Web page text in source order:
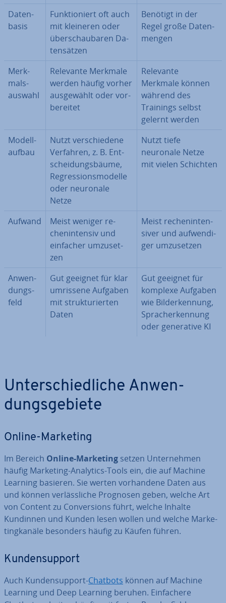
Da­ten­
ba­sis
Funk­tio­niert oft auch
mit kleineren oder
über­schau­ba­ren Da­
ten­sät­zen
Benötigt in der
Regel große Da­ten­
men­gen
Merk­
mals­
aus­wahl
Relevante Merkmale
werden häufig vorher
aus­ge­wählt oder vor­
be­rei­tet
Relevante
Merkmale können
während des
Trainings selbst
gelernt werden
Mo­dell­
auf­bau
Nutzt ver­schie­de­ne
Verfahren, z. B. Ent­
schei­dungs­bäu­me,
Re­gres­si­ons­mo­del­le
oder neuronale
Netze
Nutzt tiefe
neuronale Netze
mit vielen Schichten
Aufwand
Meist weniger re­
chen­in­ten­siv und
einfacher um­zu­set­
zen
Meist re­chen­in­ten­
si­ver und auf­wen­di­
ger um­zu­set­zen
An­wen­
dungs­
feld
Gut geeignet für klar
umrissene Aufgaben
mit struk­tu­rier­ten
Daten
Gut geeignet für
komplexe Aufgaben
wie Bil­der­ken­nung,
Sprach­er­ken­nung
oder ge­ne­ra­ti­ve KI
Un­ter­schied­li­che An­wen­
dungs­ge­bie­te
Online-Marketing
Im Bereich Online-Marketing setzen Un­ter­neh­men
häufig Marketing-Analytics-Tools ein, die auf Machine
Learning basieren. Sie werten vor­han­de­ne Daten aus
und können ver­läss­li­che Prognosen geben, welche Art
von Content zu Con­ver­si­ons führt, welche Inhalte
Kundinnen und Kunden lesen wollen und welche Mar­ke­
ting­ka­nä­le besonders häufig zu Käufen führen.
Kun­den­sup­port
Auch Kun­den­sup­port-Chatbots können auf Machine
Learning und Deep Learning beruhen. Ein­fa­che­re